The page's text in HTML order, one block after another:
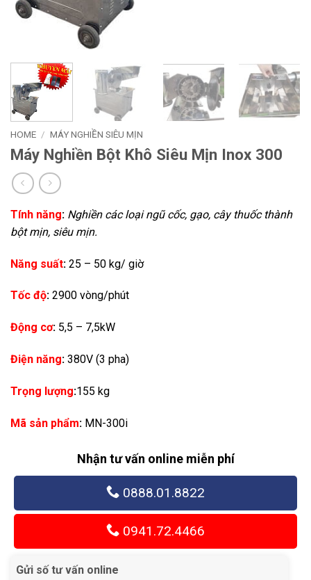
HOME / MÁY NGHIỀN SIÊU MỊN
Máy Nghiền Bột Khô Siêu Mịn Inox 300
Tính năng: Nghiền các loại ngũ cốc, gạo, cây thuốc thành
bột mịn, siêu mịn.
Năng suất: 25 – 50 kg/ giờ
Tốc độ: 2900 vòng/phút
Động cơ: 5,5 – 7,5kW
Điện năng: 380V (3 pha)
Trọng lượng:155 kg
Mã sản phẩm: MN-300i
Nhận tư vấn online miễn phí
0888.01.8822
0941.72.4466
Gửi số tư vấn online